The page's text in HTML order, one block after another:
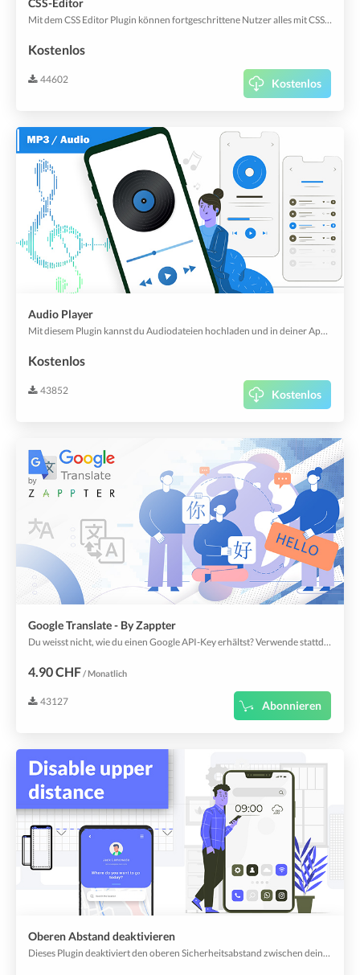
Mit dem CSS Editor Plugin können fortgeschrittene Nutzer alles mit CSS-Fragmenten anpassen.
Kostenlos
44602 Kostenlos
Audio Player
Mit diesem Plugin kannst du Audiodateien hochladen und in deiner App abspielen.
Kostenlos
43852 Kostenlos
Google Translate - By Zappter
Du weisst nicht, wie du einen Google API-Key erhältst? Verwende stattdessen unseren API-Key.
4.90 CHF/ Monatlich
43127 Abonnieren
Oberen Abstand deaktivieren
Dieses Plugin deaktiviert den oberen Sicherheitsabstand zwischen deinem Inhalt und dem oberen Rand des Telefons.